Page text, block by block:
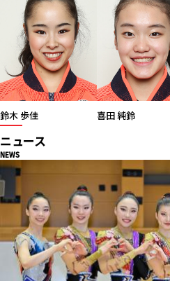
鈴木 歩佳 喜田 純鈴
ニュース
NEWS